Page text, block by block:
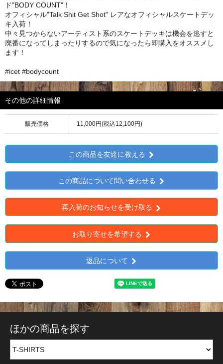
ド"BODY COUNT"！
オフィシャル"Talk Shit Get Shot" レアなオフィシャルスケートデッ
キ入荷！
中々見つからないアーティスト系のスケートデッキは機会を逃すと
廃番になってしまったりするので気になったら即購入をオススメし
ます！
#icet #bodycount
その他の詳細情報
販売価格 11,000円(税込12,100円)
この商品を友達に教える
この商品について問い合わせる
再入荷のお知らせを受け取る
お取り寄せを希望する
返品について
ほかの商品を探す